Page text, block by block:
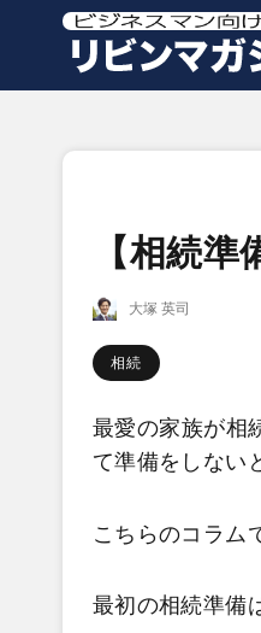
【相続
大塚 英司
相続
最愛の家族が相
て準備をしない
こちらのコラム
最初の相続準備